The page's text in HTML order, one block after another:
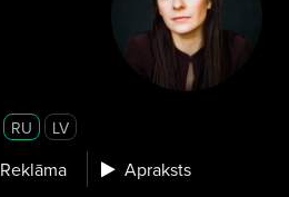
RU LV
Reklāma Apraksts